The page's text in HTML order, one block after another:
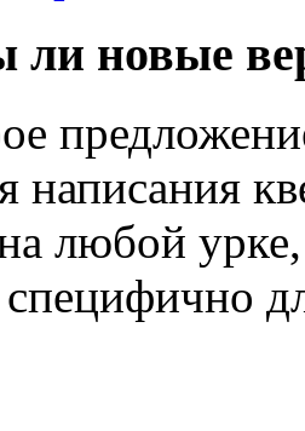
новые
написания
на любой
специфично